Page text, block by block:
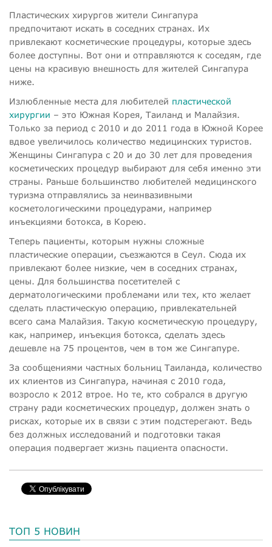
Пластических хирургов жители Сингапура
предпочитают искать в соседних странах. Их
привлекают косметические процедуры, которые здесь
более доступны. Вот они и отправляются к соседям, где
цены на красивую внешность для жителей Сингапура
ниже.
Излюбленные места для любителей пластической
хирургии – это Южная Корея, Таиланд и Малайзия.
Только за период с 2010 и до 2011 года в Южной Корее
вдвое увеличилось количество медицинских туристов.
Женщины Сингапура с 20 и до 30 лет для проведения
косметических процедур выбирают для себя именно эти
страны. Раньше большинство любителей медицинского
туризма отправлялись за неинвазивными
косметологическими процедурами, например
инъекциями ботокса, в Корею.
Теперь пациенты, которым нужны сложные
пластические операции, съезжаются в Сеул. Сюда их
привлекают более низкие, чем в соседних странах,
цены. Для большинства посетителей с
дерматологическими проблемами или тех, кто желает
сделать пластическую операцию, привлекательней
всего сама Малайзия. Такую косметическую процедуру,
как, например, инъекция ботокса, сделать здесь
дешевле на 75 процентов, чем в том же Сингапуре.
За сообщениями частных больниц Таиланда, количество
их клиентов из Сингапура, начиная с 2010 года,
возросло к 2012 втрое. Но те, кто собрался в другую
страну ради косметических процедур, должен знать о
рисках, которые их в связи с этим подстерегают. Ведь
без должных исследований и подготовки такая
операция подвергает жизнь пациента опасности.
ТОП 5 НОВИН